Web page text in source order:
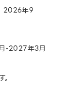
2026年9
-2027年3月